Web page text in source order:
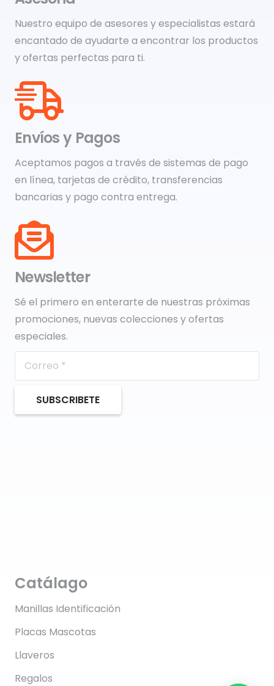
Nuestro equipo de asesores y especialistas estará
encantado de ayudarte a encontrar los productos
y ofertas perfectas para ti.
Envíos y Pagos
Aceptamos pagos a través de sistemas de pago
en línea, tarjetas de crédito, transferencias
bancarias y pago contra entrega.
Newsletter
Sé el primero en enterarte de nuestras próximas
promociones, nuevas colecciones y ofertas
especiales.
SUBSCRIBETE
Catálago
Manillas Identificación
Placas Mascotas
Llaveros
Regalos